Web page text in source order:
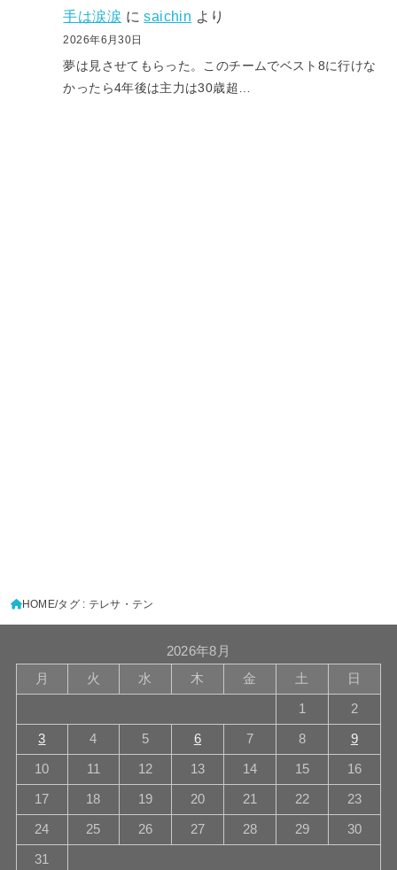
手は涙涙 にsaichin より
2026年6月30日
夢は見させてもらった。このチームでベスト8に行けな
かったら4年後は主力は30歳超…
HOME タグ : テレサ・テン
2026年8月
月
火 水 木 金 土 日
1 2
3 4 5 6 7 8 9
10 11 12 13 14 15 16
17 18 19 20 21 22 23
24 25 26 27 28 29 30
31